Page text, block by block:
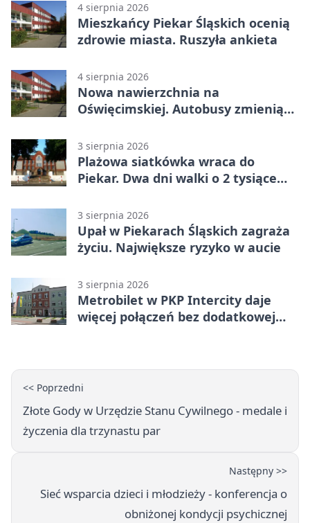
4 sierpnia 2026
Mieszkańcy Piekar Śląskich ocenią
zdrowie miasta. Ruszyła ankieta
4 sierpnia 2026
Nowa nawierzchnia na
Oświęcimskiej. Autobusy zmienią
3 sierpnia 2026
Plażowa siatkówka wraca do
Piekar. Dwa dni walki o 2 tysiące
3 sierpnia 2026
Upał w Piekarach Śląskich zagraża
życiu. Największe ryzyko w aucie
3 sierpnia 2026
Metrobilet w PKP Intercity daje
więcej połączeń bez dodatkowej
<< Poprzedni
Złote Gody w Urzędzie Stanu Cywilnego - medale i
życzenia dla trzynastu par
Następny >>
Sieć wsparcia dzieci i młodzieży - konferencja o
obniżonej kondycji psychicznej